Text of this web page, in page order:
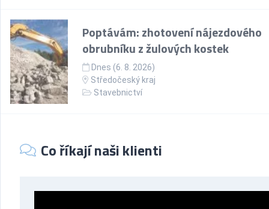
Poptávám: zhotovení nájezdového
obrubníku z žulových kostek
Dnes (6. 8. 2026)
Středočeský kraj
Stavebnictví
Co říkají naši klienti